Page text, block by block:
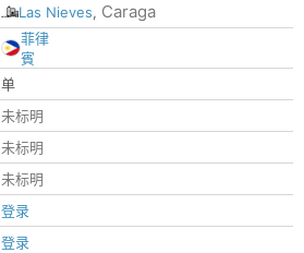
Las Nieves, Caraga
菲律
賓
单
未标明
未标明
未标明
登录
登录